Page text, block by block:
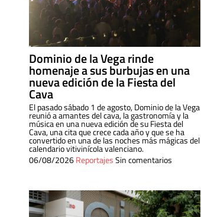
Dominio de la Vega rinde
homenaje a sus burbujas en una
nueva edición de la Fiesta del
Cava
El pasado sábado 1 de agosto, Dominio de la Vega
reunió a amantes del cava, la gastronomía y la
música en una nueva edición de su Fiesta del
Cava, una cita que crece cada año y que se ha
convertido en una de las noches más mágicas del
calendario vitivinícola valenciano.
06/08/2026ReportajesSin comentarios